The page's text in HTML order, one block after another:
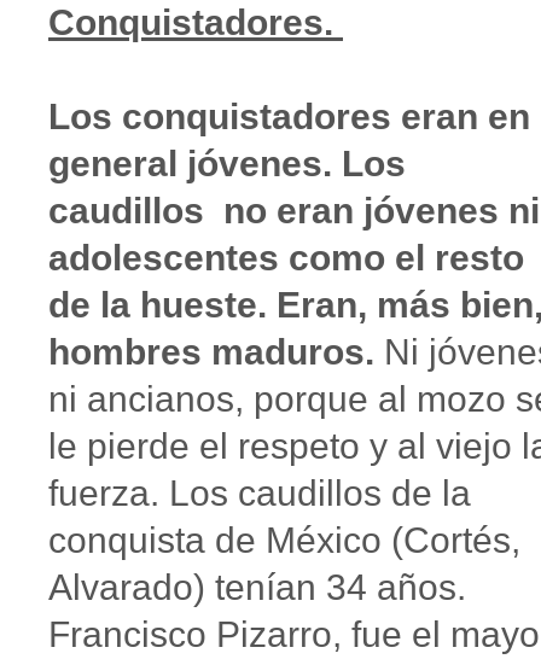
Conquistadores.
Los conquistadores eran en
general jóvenes. Los
caudillos no eran jóvenes ni
adolescentes como el resto
de la hueste. Eran, más
hombres maduros. Ni
ni ancianos, porque al mozo
le pierde el respeto y al viejo
fuerza. Los caudillos de la
conquista de México (Cortés,
Alvarado) tenían 34 años.
Francisco Pizarro, fue el